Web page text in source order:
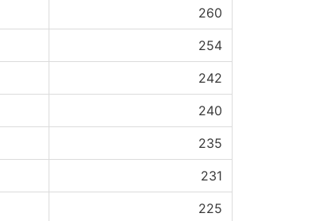
260
254
242
240
235
231
225